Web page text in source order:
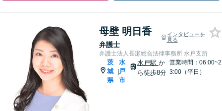
母壁 明日香
弁護士
インタビューを
見る
弁護士法人長瀬総合法律事務所 水戸支所
茨
城
県
|
水
戸
市
水戸駅 か
ら徒歩8分
営業時間：06:00~2
3:00（平日）